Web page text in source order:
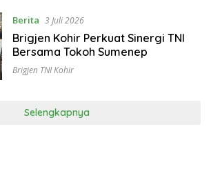
Berita 3 Juli 2026
Brigjen Kohir Perkuat Sinergi TNI
Bersama Tokoh Sumenep
Brigjen TNI Kohir
Selengkapnya